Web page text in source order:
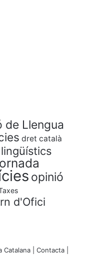
de Llengua
dret català
opinió
d'Ofici
| Contacta